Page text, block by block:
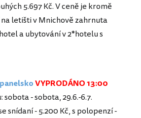
5.697 Kč. V ceně je kromě
letišti v Mnichově zahrnuta
a ubytování v 2*hotelu s
VYPRODÁNO 13:00
- sobota, 29.6.-6.7.
snídaní - 5.200 Kč, s polopenzí -